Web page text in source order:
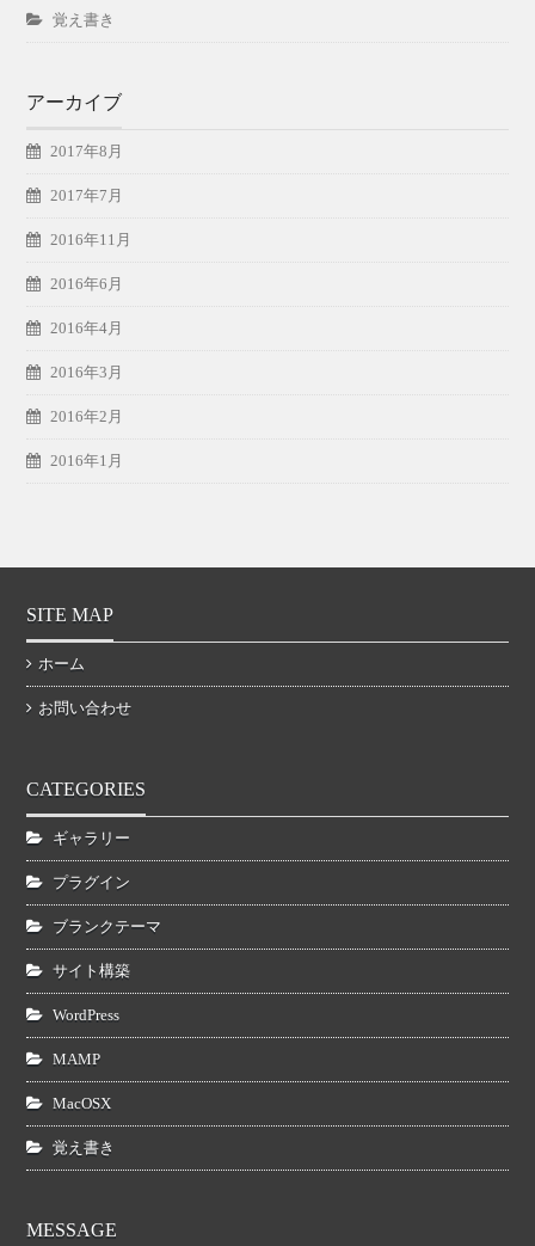
覚え書き
アーカイブ
2017年8月
2017年7月
2016年11月
2016年6月
2016年4月
2016年3月
2016年2月
2016年1月
SITE MAP
ホーム
お問い合わせ
CATEGORIES
ギャラリー
プラグイン
ブランクテーマ
サイト構築
WordPress
MAMP
MacOSX
覚え書き
MESSAGE